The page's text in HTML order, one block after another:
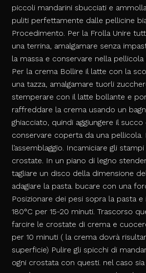
piccoli mandarini sbucciati e
puliti perfettamente dalle pellicine
Procedimento. Per la Frolla Unire
una terrina, amalgamare senza
la massa e conservare nella
Per la crema Bollire il latte con la
una tazza, amalgamare tuorli
stemperare con il latte bollante e
raffreddare la crema usando un
ghiacciato, quindi aggiungere il
conservare coperta da una pellicola.
l’assemblaggio. Incamiciare gli
crostate. In un piano di legno
tagliare un disco della dimensione
adagiare la pasta. bucare con una
Posizionare dei pesi sopra la pasta e
180°C per 15-20 minuti. Trascorso
farcire le crostate di crema e
per 10 minuti ( la crema dovrà
superficie) Pulire gli spicchi di
ogni crostata con questi. nel caso